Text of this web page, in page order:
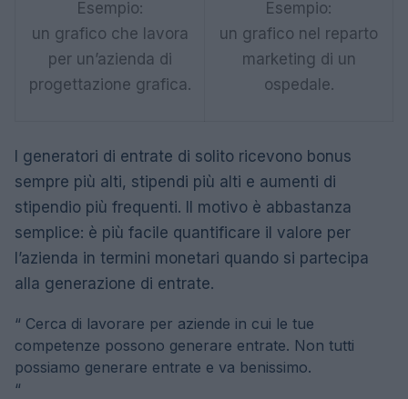
Esempio:
un grafico che lavora
per un’azienda di
progettazione grafica.
Esempio:
un grafico nel reparto
marketing di un
ospedale.
I generatori di entrate di solito ricevono bonus
sempre più alti, stipendi più alti e aumenti di
stipendio più frequenti. Il motivo è abbastanza
semplice: è più facile quantificare il valore per
l’azienda in termini monetari quando si partecipa
alla generazione di entrate.
“ Cerca di lavorare per aziende in cui le tue
competenze possono generare entrate. Non tutti
possiamo generare entrate e va benissimo.
“